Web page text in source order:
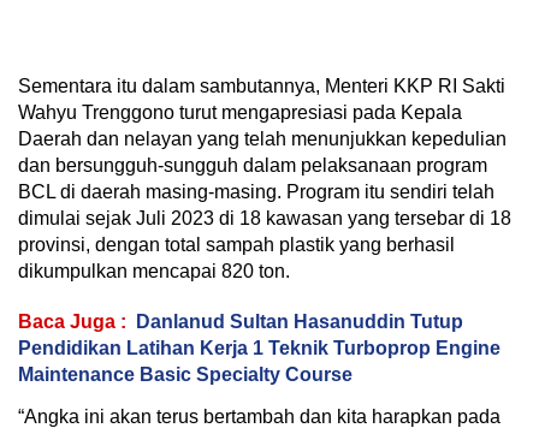
Sementara itu dalam sambutannya, Menteri KKP RI Sakti
Wahyu Trenggono turut mengapresiasi pada Kepala
Daerah dan nelayan yang telah menunjukkan kepedulian
dan bersungguh-sungguh dalam pelaksanaan program
BCL di daerah masing-masing. Program itu sendiri telah
dimulai sejak Juli 2023 di 18 kawasan yang tersebar di 18
provinsi, dengan total sampah plastik yang berhasil
dikumpulkan mencapai 820 ton.
Baca Juga :
Danlanud Sultan Hasanuddin Tutup
Pendidikan Latihan Kerja 1 Teknik Turboprop Engine
Maintenance Basic Specialty Course
“Angka ini akan terus bertambah dan kita harapkan pada